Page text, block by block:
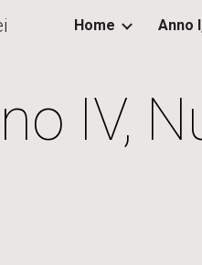
Home
IV,